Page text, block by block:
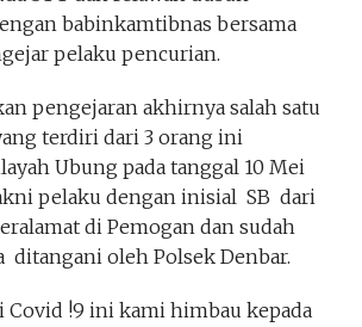
babinkamtibnas bersama
pelaku pencurian.
pengejaran akhirnya salah satu
terdiri dari 3 orang ini
Ubung pada tanggal 10 Mei
pelaku dengan inisial SB dari
di Pemogan dan sudah
ditangani oleh Polsek Denbar.
Covid !9 ini kami himbau kepada